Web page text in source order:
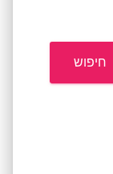
חיפוש